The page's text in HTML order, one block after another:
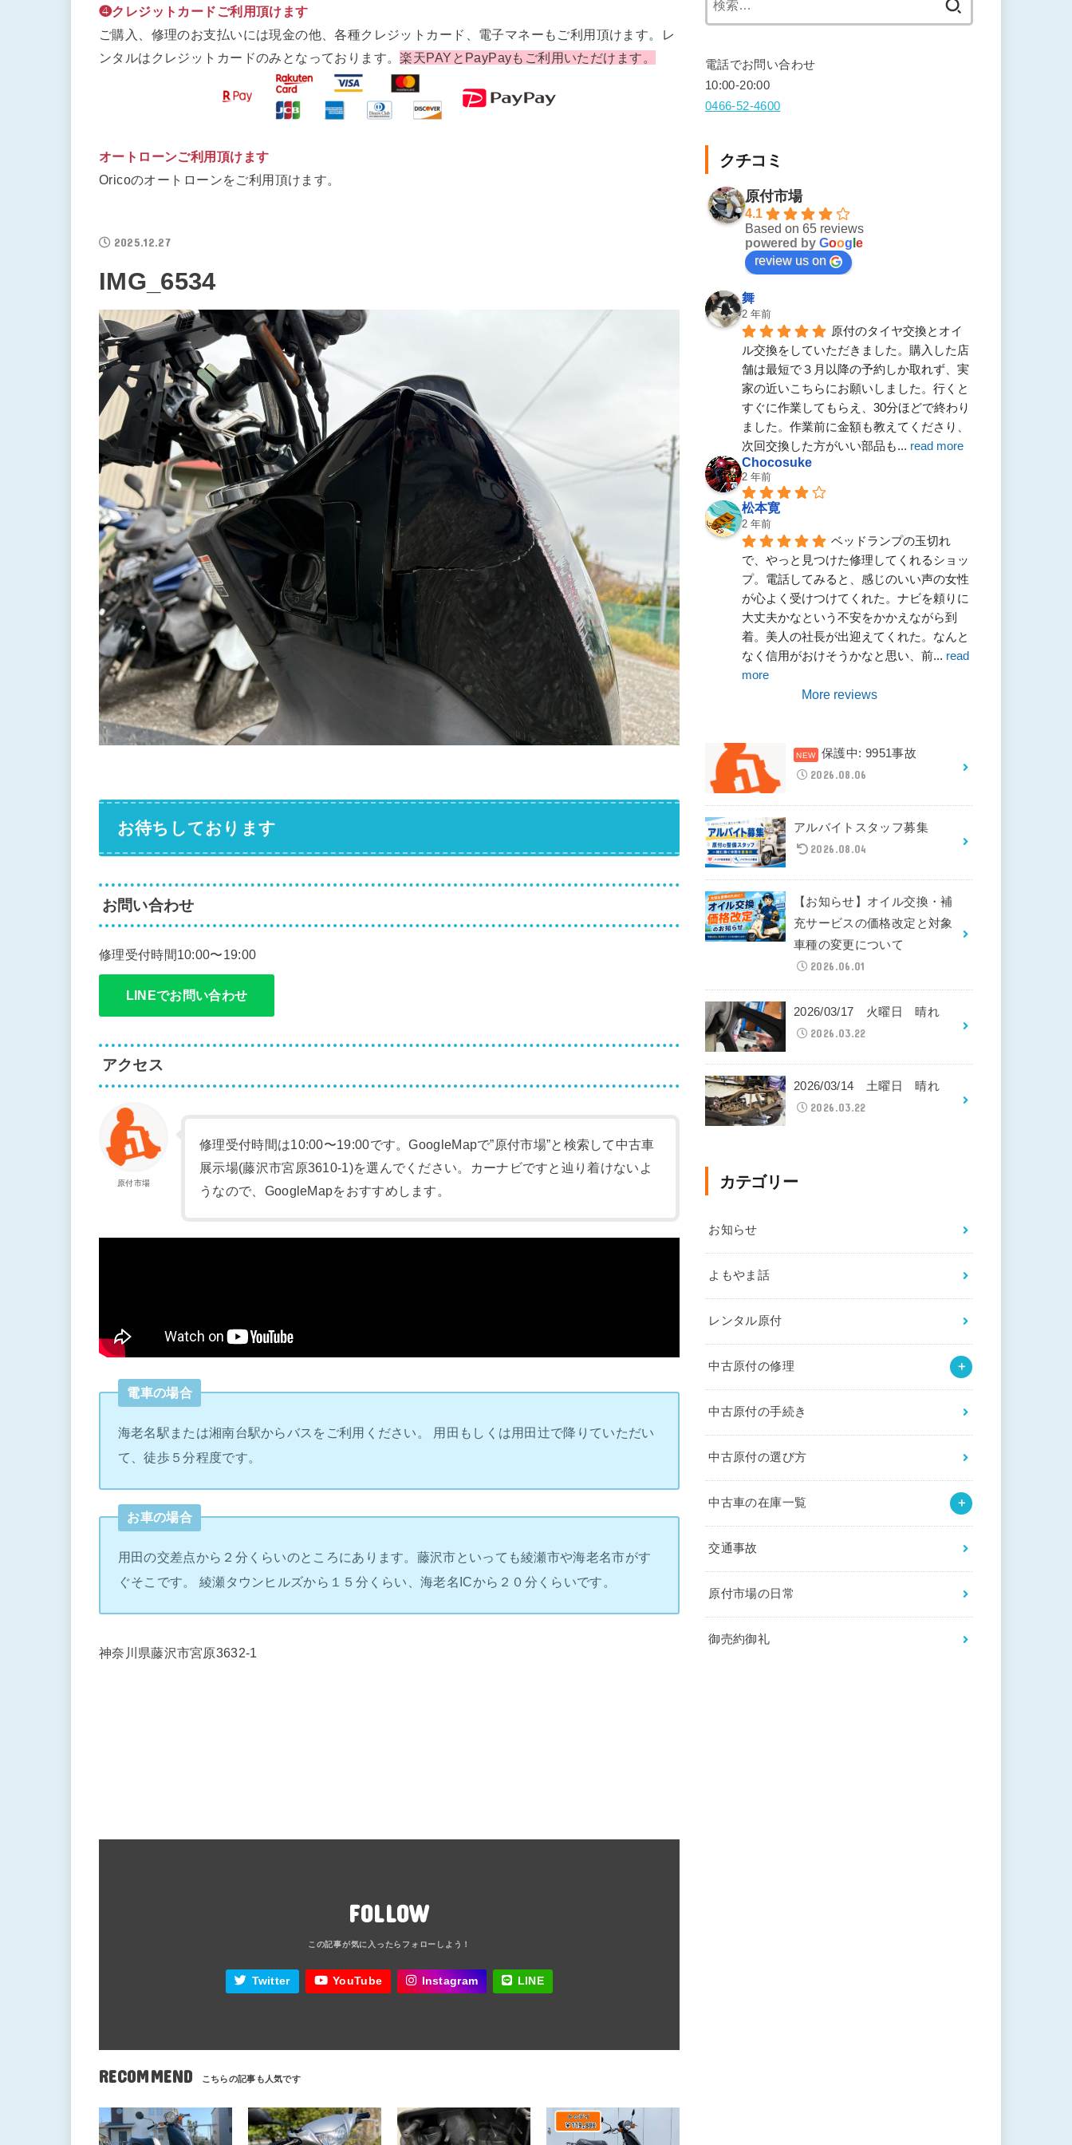
❹クレジットカードご利用頂けます
ご購入、修理のお支払いには現金の他、各種クレジットカード、電子マネーもご利用頂けます。レ
ンタルはクレジットカードのみとなっております。楽天PAYとPayPayもご利用いただけます。
オートローンご利用頂けます
Oricoのオートローンをご利用頂けます。
2025.12.27
IMG_6534
お待ちしております
お問い合わせ
修理受付時間10:00〜19:00
LINEでお問い合わせ
アクセス
原付市場
修理受付時間は10:00〜19:00です。GoogleMapで”原付市場”と検索して中古車
展示場(藤沢市宮原3610-1)を選んでください。カーナビですと辿り着けないよ
うなので、GoogleMapをおすすめします。
電車の場合
海老名駅または湘南台駅からバスをご利用ください。 用田もしくは用田辻で降りていただい
て、徒歩５分程度です。
お車の場合
用田の交差点から２分くらいのところにあります。藤沢市といっても綾瀬市や海老名市がす
ぐそこです。 綾瀬タウンヒルズから１５分くらい、海老名ICから２０分くらいです。
神奈川県藤沢市宮原3632-1
FOLLOW
Twitter YouTube Instagram LINE
RECOMMEND
電話でお問い合わせ
10:00-20:00
0466-52-4600
クチコミ
原付市場
4.1
Based on 65 reviews
powered by Goog e
review us on
舞
2 年前
原付のタイヤ交換とオイ
ル交換をしていただきました。購入した店
舗は最短で３月以降の予約しか取れず、実
家の近いこちらにお願いしました。行くと
すぐに作業してもらえ、30分ほどで終わり
ました。作業前に金額も教えてくださり、
次回交換した方がいい部品も... read more
Chocosuke
2 年前
松本寛
2 年前
ベッドランプの玉切れ
で、やっと見つけた修理してくれるショッ
プ。電話してみると、感じのいい声の女性
が心よく受けつけてくれた。ナビを頼りに
大丈夫かなという不安をかかえながら到
着。美人の社長が出迎えてくれた。なんと
なく信用がおけそうかなと思い、前... read
more
More reviews
保護中: 9951事故
2026.08.06
アルバイトスタッフ募集
2026.08.04
【お知らせ】オイル交換・補
充サービスの価格改定と対象
車種の変更について
2026.06.01
2026/03/17 火曜日 晴れ
2026.03.22
2026/03/14 土曜日 晴れ
2026.03.22
カテゴリー
お知らせ
よもやま話
レンタル原付
中古原付の修理
中古原付の手続き
中古原付の選び方
中古車の在庫一覧
交通事故
原付市場の日常
御売約御礼